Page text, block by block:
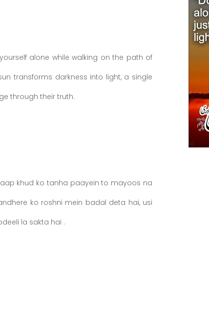
alone while walking on the path of
transforms darkness into light, a single
person can bring about great change through their truth.
khud ko tanha paayein to mayoos na
ko roshni mein badal deta hai, usi
tarah ek fard apni sachai se bari tabdeeli la sakta hai.